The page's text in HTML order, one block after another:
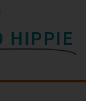
HIPPIE